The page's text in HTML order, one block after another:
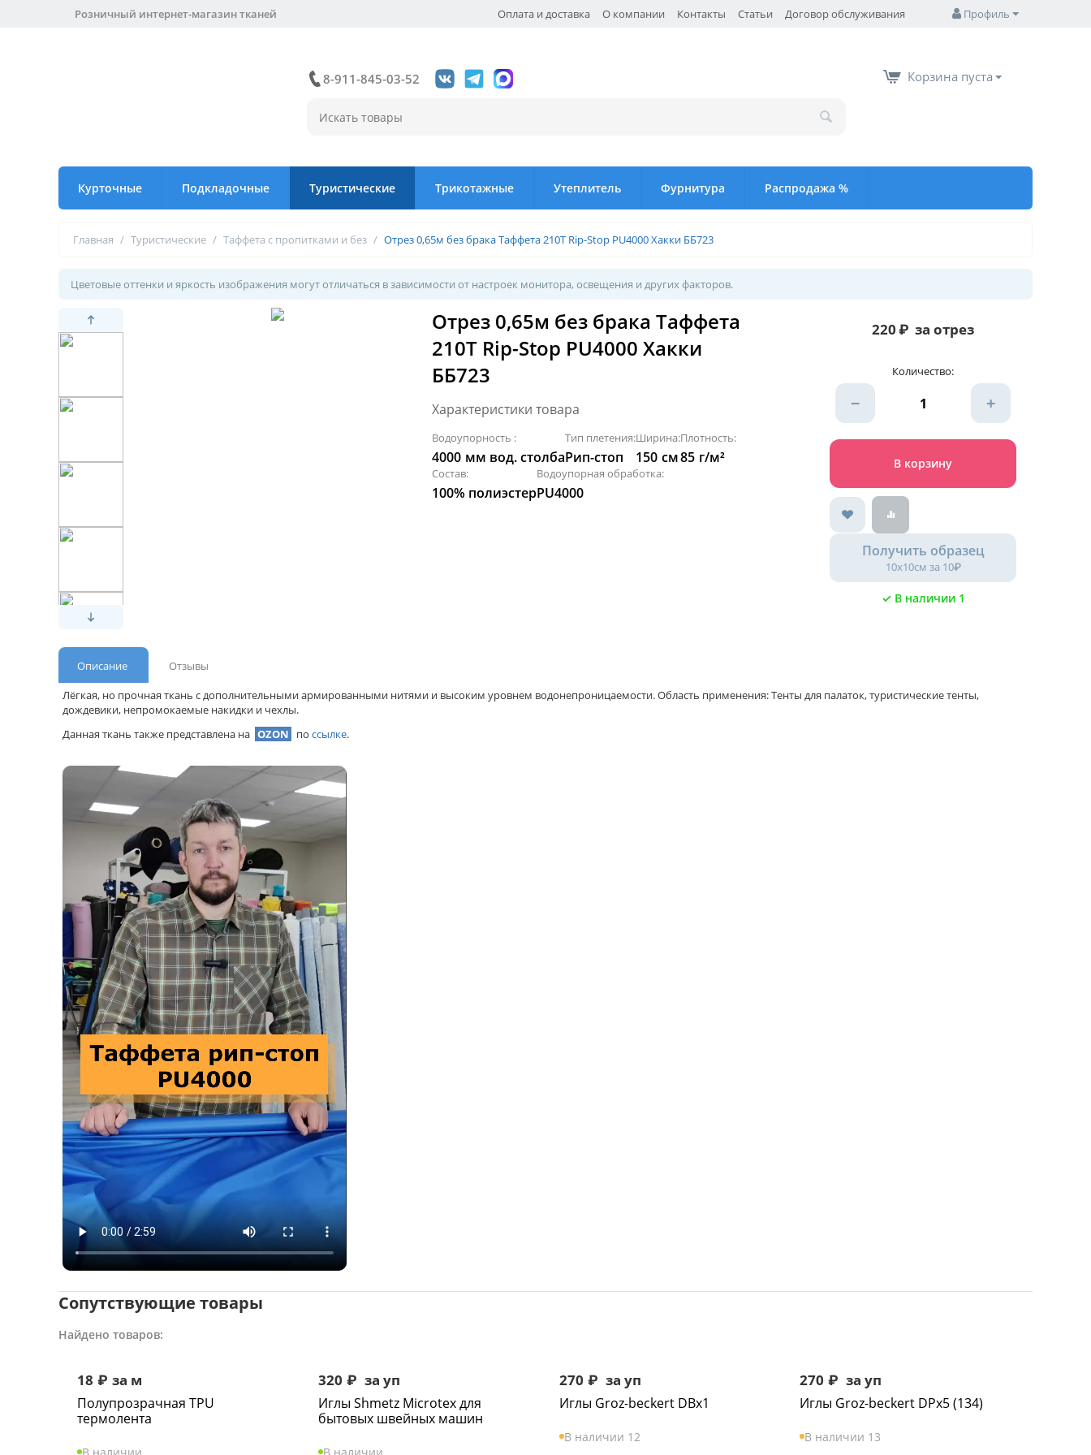
Профиль
Оплата и доставка О компании Контакты Статьи Договор обслуживания
Розничный интернет-магазин тканей
8-911-845-03-52 Корзина пуста
Курточные Подкладочные Туристические Трикотажные Утеплитель Фурнитура Распродажа %
Главная / Туристические / Таффета с пропитками и без / Отрез 0,65м без брака Таффета 210Т Rip-Stop PU4000 Хакки ББ723
Цветовые оттенки и яркость изображения могут отличаться в зависимости от настроек монитора, освещения и других факторов.
Отрез 0,65м без брака Таффета
210Т Rip-Stop PU4000 Хакки
ББ723
Характеристики товара
Водоупорность :
4000 мм вод. столба
Тип плетения:
Рип-стоп
Ширина:
150 см
Плотность:
85 г/м²
Состав:
100% полиэстер
Водоупорная обработка:
PU4000
220₽ за отрез
Количество:
+
−
В корзину
Получить образец
10х10см за 10₽
✓ В наличии 1
Описание
Отзывы
Лёгкая, но прочная ткань с дополнительными армированными нитями и высоким уровнем водонепроницаемости. Область применения: Тенты для палаток, туристические тенты,
дождевики, непромокаемые накидки и чехлы.
Данная ткань также представлена на OZON по ссылке.
Сопутствующие товары
Найдено товаров:
18 ₽ за м
Полупрозрачная TPU
термолента
320 ₽ за уп
Иглы Shmetz Microtex для
бытовых швейных машин
270 ₽ за уп
Иглы Groz-beckert DBx1
В наличии 12
270 ₽ за уп
Иглы Groz-beckert DPx5 (134)
В наличии 13